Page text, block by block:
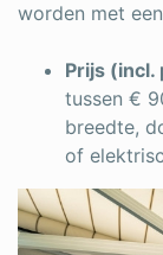
worden met
Prijs (incl.
tussen €
breedte,
of